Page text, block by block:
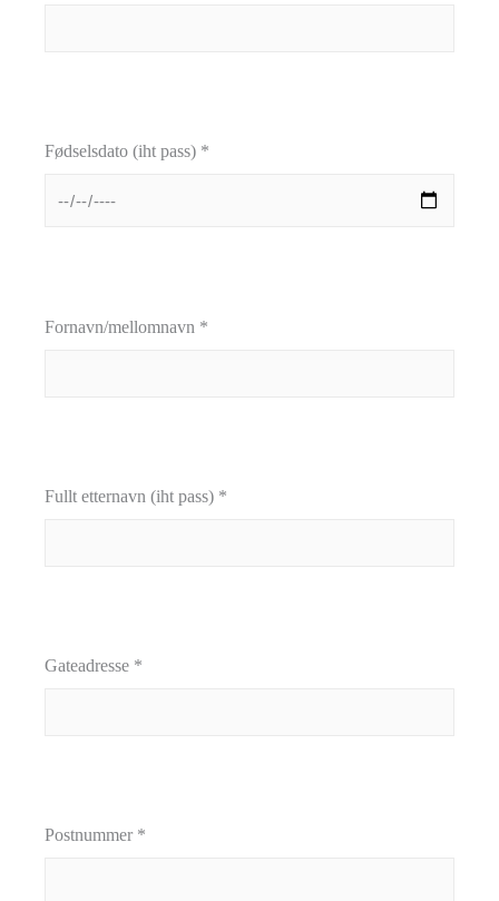
Fødselsdato (iht pass) *
Fornavn/mellomnavn *
Fullt etternavn (iht pass) *
Gateadresse *
Postnummer *